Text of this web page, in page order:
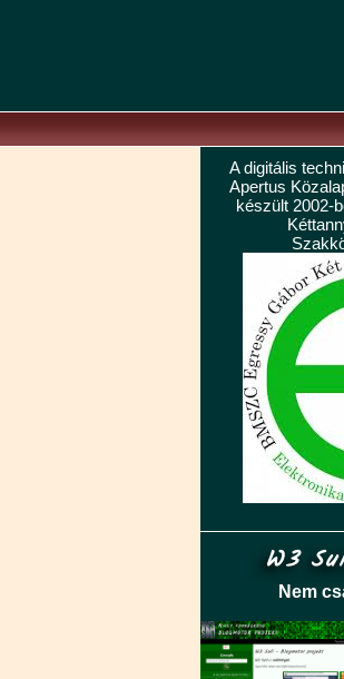
A digitális
Apertus
készült 2002-
W3
Nem